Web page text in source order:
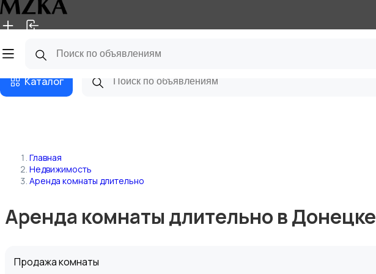
Главная Магазины
Каталог
Главная
Недвижимость
Аренда комнаты длительно
Аренда комнаты длительно в Донецке
Продажа комнаты